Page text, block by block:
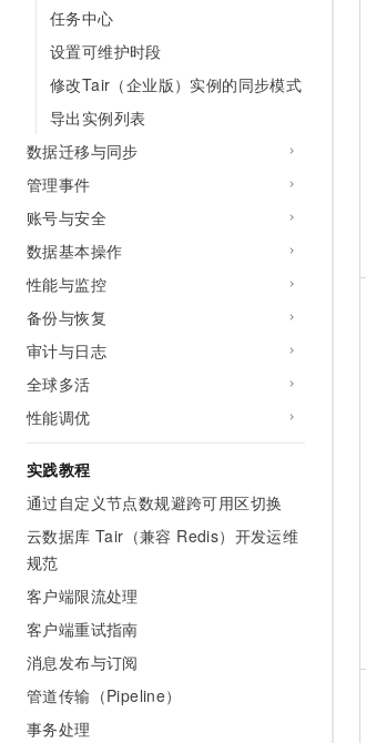
任务中心
设置可维护时段
修改Tair（企业版）实例的同步模式
导出实例列表
数据迁移与同步
管理事件
账号与安全
数据基本操作
性能与监控
备份与恢复
审计与日志
全球多活
性能调优
实践教程
通过自定义节点数规避跨可用区切换
云数据库 Tair（兼容 Redis）开发运维
规范
客户端限流处理
客户端重试指南
消息发布与订阅
管道传输（Pipeline）
事务处理